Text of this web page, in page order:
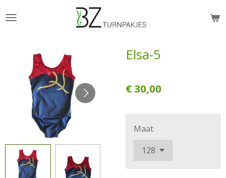
hoofdinhoud
Elsa-5
€ 30,00
Maat